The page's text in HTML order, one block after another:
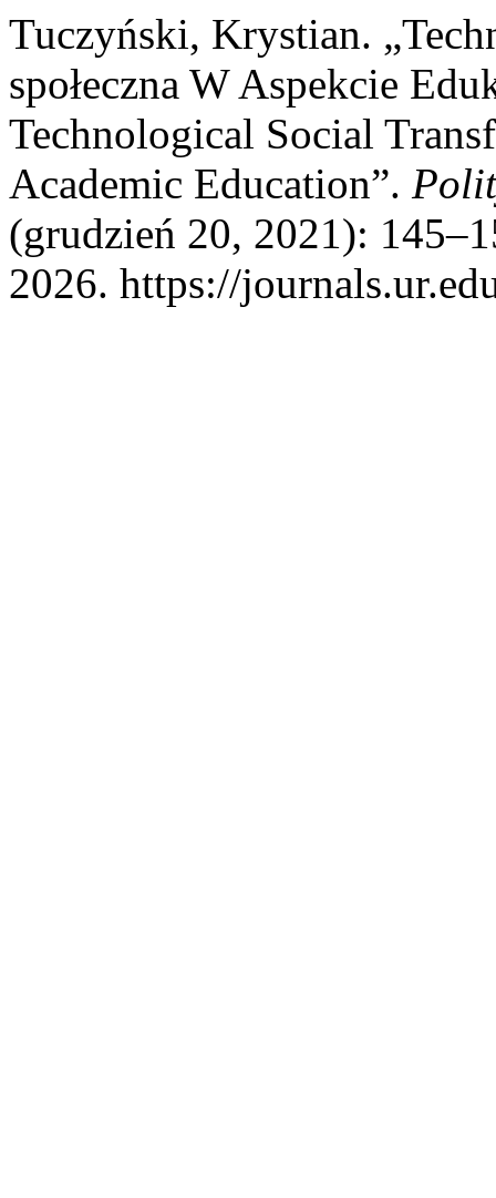
Tuczyński, Krystian.
społeczna W Aspekcie
Technological Social
Academic Education”.
(grudzień 20, 2021):
2026. https://